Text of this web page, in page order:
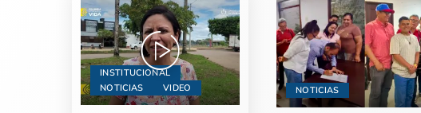
INSTITUCIONAL
NOTICIAS
VIDEO NOTICIAS